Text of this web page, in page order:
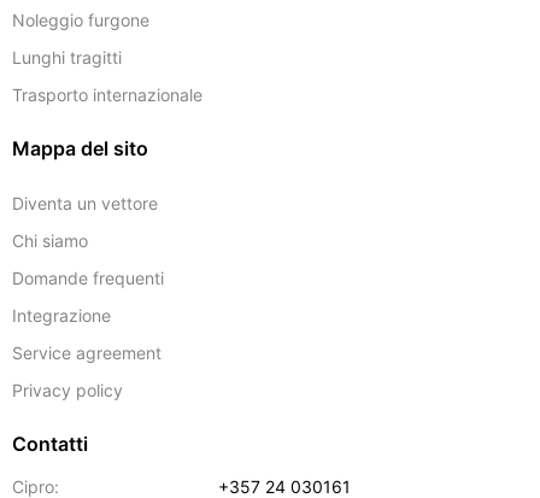
Noleggio furgone
Lunghi tragitti
Trasporto internazionale
Mappa del sito
Diventa un vettore
Chi siamo
Domande frequenti
Integrazione
Service agreement
Privacy policy
Contatti
Cipro:
+357 24 030161